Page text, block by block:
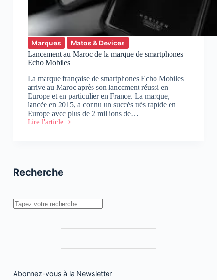
Marques
Matos & Devices
Lancement au Maroc de la marque de smartphones
Echo Mobiles
La marque française de smartphones Echo Mobiles
arrive au Maroc après son lancement réussi en
Europe et en particulier en France. La marque,
lancée en 2015, a connu un succès très rapide en
Europe avec plus de 2 millions de…
Lire l'article
Lancement
de
Mobiles
Recherche
Rechercher
Abonnez-vous à la Newsletter